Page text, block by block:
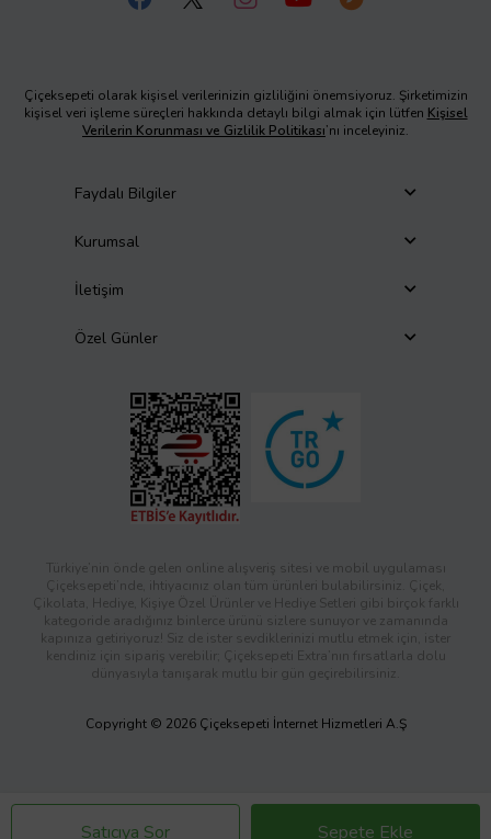
Satıcıya Sor Sepete Ekle
Çiçeksepeti olarak kişisel verilerinizin gizliliğini önemsiyoruz. Şirketimizin
kişisel veri işleme süreçleri hakkında detaylı bilgi almak için lütfen Kişisel
Verilerin Korunması ve Gizlilik Politikası’nı inceleyiniz.
Faydalı Bilgiler
Kurumsal
İletişim
Özel Günler
Türkiye’nin önde gelen online alışveriş sitesi ve mobil uygulaması
Çiçeksepeti’nde, ihtiyacınız olan tüm ürünleri bulabilirsiniz. Çiçek,
Çikolata, Hediye, Kişiye Özel Ürünler ve Hediye Setleri gibi birçok farklı
kategoride aradığınız binlerce ürünü sizlere sunuyor ve zamanında
kapınıza getiriyoruz! Siz de ister sevdiklerinizi mutlu etmek için, ister
kendiniz için sipariş verebilir; Çiçeksepeti Extra’nın fırsatlarla dolu
dünyasıyla tanışarak mutlu bir gün geçirebilirsiniz.
Copyright © 2026 Çiçeksepeti İnternet Hizmetleri A.Ş